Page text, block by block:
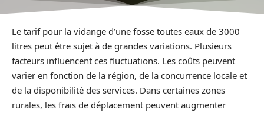
Le tarif pour la vidange d’une fosse toutes eaux de 3000
litres peut être sujet à de grandes variations. Plusieurs
facteurs influencent ces fluctuations. Les coûts peuvent
varier en fonction de la région, de la concurrence locale et
de la disponibilité des services. Dans certaines zones
rurales, les frais de déplacement peuvent augmenter